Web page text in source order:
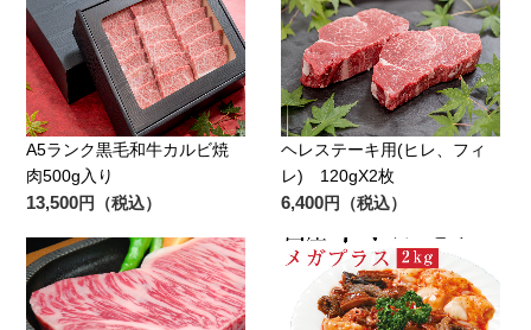
A5ランク黒毛和牛カルビ焼
肉500g入り
13,500円（税込）
ヘレステーキ用(ヒレ、フィ
レ) 120gX2枚
6,400円（税込）